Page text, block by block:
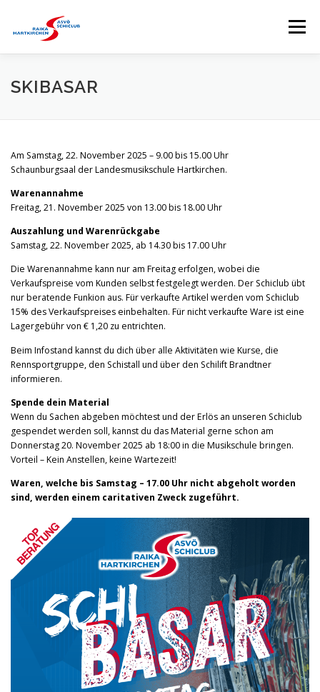
springen
Menü
HOME SKICLUB
BRANDTNER LIFTE
SKIBASAR
Am Samstag, 22. November 2025 – 9.00 bis 15.00 Uhr
Schaunburgsaal der Landesmusikschule Hartkirchen.
Warenannahme
Freitag, 21. November 2025 von 13.00 bis 18.00 Uhr
Auszahlung und Warenrückgabe
Samstag, 22. November 2025, ab 14.30 bis 17.00 Uhr
Die Warenannahme kann nur am Freitag erfolgen, wobei die
Verkaufspreise vom Kunden selbst festgelegt werden. Der Schiclub übt
nur beratende Funkion aus. Für verkaufte Artikel werden vom Schiclub
15% des Verkaufspreises einbehalten. Für nicht verkaufte Ware ist eine
Lagergebühr von € 1,20 zu entrichten.
Beim Infostand kannst du dich über alle Aktivitäten wie Kurse, die
Rennsportgruppe, den Schistall und über den Schilift Brandtner
informieren.
Spende dein Material
Wenn du Sachen abgeben möchtest und der Erlös an unseren Schiclub
gespendet werden soll, kannst du das Material gerne schon am
Donnerstag 20. November 2025 ab 18:00 in die Musikschule bringen.
Vorteil – Kein Anstellen, keine Wartezeit!
Waren, welche bis Samstag – 17.00 Uhr nicht abgeholt worden
sind, werden einem caritativen Zweck zugeführt.